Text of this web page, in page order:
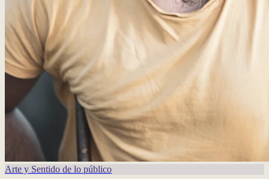
Arte y Sentido de lo público